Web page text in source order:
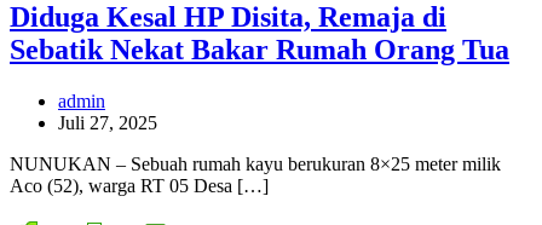
Diduga Kesal HP Disita, Remaja di
Sebatik Nekat Bakar Rumah Orang Tua
admin
Juli 27, 2025
NUNUKAN – Sebuah rumah kayu berukuran 8×25 meter milik
Aco (52), warga RT 05 Desa […]